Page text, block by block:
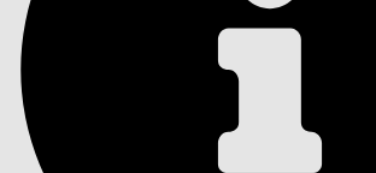
INHOUDSOPGAVE